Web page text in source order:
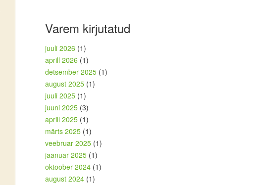
Varem kirjutatud
juuli 2026 (1)
aprill 2026 (1)
detsember 2025 (1)
august 2025 (1)
juuli 2025 (1)
juuni 2025 (3)
aprill 2025 (1)
märts 2025 (1)
veebruar 2025 (1)
jaanuar 2025 (1)
oktoober 2024 (1)
august 2024 (1)